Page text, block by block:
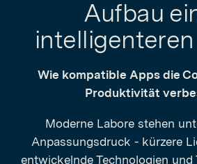
Aufbau
Wie kompatible Apps die
Produktivität
Moderne Labore stehen
Anpassungsdruck - kürzere
entwickelnde Technologien und